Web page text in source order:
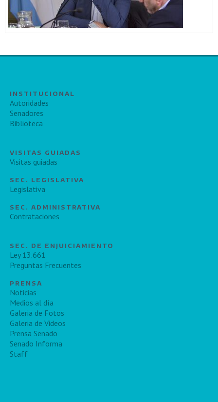
INSTITUCIONAL
Autoridades
Senadores
Biblioteca
VISITAS GUIADAS
Visitas guiadas
SEC. LEGISLATIVA
Legislativa
SEC. ADMINISTRATIVA
Contrataciones
SEC. DE ENJUICIAMIENTO
Ley 13.661
Preguntas Frecuentes
PRENSA
Noticias
Medios al día
Galeria de Fotos
Galeria de Videos
Prensa Senado
Senado Informa
Staff